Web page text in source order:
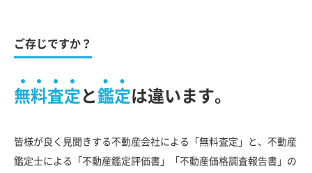
ご存じですか？
無料査定と鑑定は違います。
皆様が良く見聞きする不動産会社による「無料査定」と、不動産
鑑定士による「不動産鑑定評価書」「不動産価格調査報告書」の